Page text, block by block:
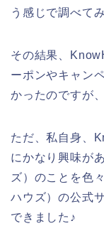
う感じで調べて
その結果、
ーポンやキャン
かったのですが、
ただ、私自身、
にかなり興味が
ズ）のことを色
ハウズ）の公式
できました♪